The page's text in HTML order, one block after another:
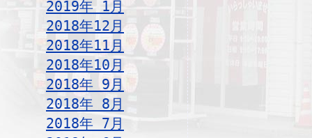
2019年 1月
2018年12月
2018年11月
2018年10月
2018年 9月
2018年 8月
2018年 7月